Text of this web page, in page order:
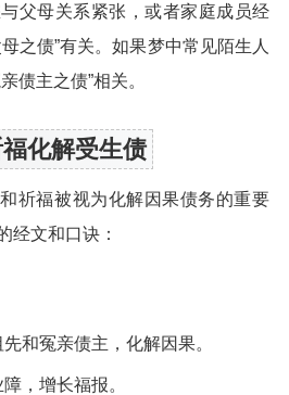
父母关系紧张，或者家庭成员经
之债”有关。如果梦中常见陌生人
债主之债”相关。
化解受生债
祈福被视为化解因果债务的重要
经文和口诀：
和冤亲债主，化解因果。
，增长福报。